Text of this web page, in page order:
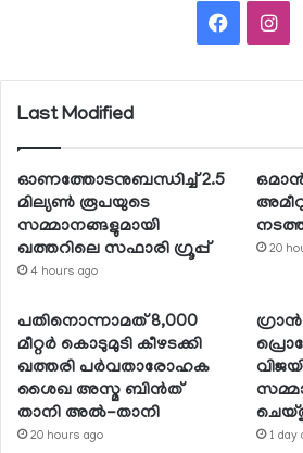
Facebook
Last Modified
ഓണത്തോടനുബന്ധിച്ച് 2.5
മില്യണ്‍ രൂപയുടെ
സമ്മാനങ്ങളുമായി
ഖത്തറിലെ സഫാരി ഗ്രൂപ്പ്
4 hours ago
20
പതിനൊന്നാമത് 8,000
മീറ്റര്‍ കൊടുമുടി കീഴടക്കി
ഖത്തരി പര്‍വതാരോഹക
ശൈഖ അസ്മ ബിന്‍ത്
താനി അല്‍-താനി
20 hours ago 1 day